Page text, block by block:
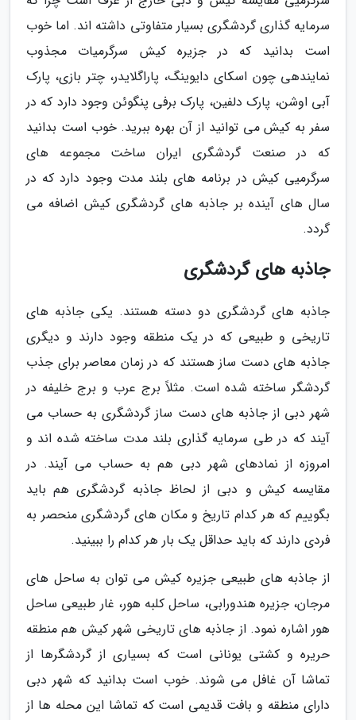
سرمایه گذاری گردشگری بسیار متفاوتی داشته اند. اما خوب
است بدانید که در جزیره کیش سرگرمیات مجذوب
نمایندهی چون اسکای دایوینگ، پاراگلایدر، چتر بازی، پارک
آبی اوشن، پارک دلفین، پارک برفی پنگوئن وجود دارد که در
سفر به کیش می توانید از آن بهره ببرید. خوب است بدانید
که در صنعت گردشگری ایران ساخت مجموعه های
سرگرمیی کیش در برنامه های بلند مدت وجود دارد که در
سال های آینده بر جاذبه های گردشگری کیش اضافه می
گردد.
جاذبه های گردشگری
جاذبه های گردشگری دو دسته هستند. یکی جاذبه های
تاریخی و طبیعی که در یک منطقه وجود دارند و دیگری
جاذبه های دست ساز هستند که در زمان معاصر برای جذب
گردشگر ساخته شده است. مثلاً برج عرب و برج خلیفه در
شهر دبی از جاذبه های دست ساز گردشگری به حساب می
آیند که در طی سرمایه گذاری بلند مدت ساخته شده اند و
امروزه از نمادهای شهر دبی هم به حساب می آیند. در
مقایسه کیش و دبی از لحاظ جاذبه گردشگری هم باید
بگوییم که هر کدام تاریخ و مکان های گردشگری منحصر به
فردی دارند که باید حداقل یک بار هر کدام را ببینید.
از جاذبه های طبیعی جزیره کیش می توان به ساحل های
مرجان، جزیره هندورابی، ساحل کلبه هور، غار طبیعی ساحل
هور اشاره نمود. از جاذبه های تاریخی شهر کیش هم منطقه
حریره و کشتی یونانی است که بسیاری از گردشگرها از
تماشا آن غافل می شوند. خوب است بدانید که شهر دبی
دارای منطقه و بافت قدیمی است که تماشا این محله ها از